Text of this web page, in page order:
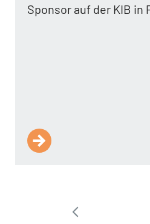
Sponsor auf der KIB in